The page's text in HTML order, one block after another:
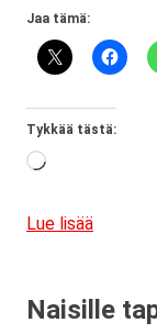
Jaa tämä:
Tykkää tästä:
Loading…
Lue lisää
Naisille